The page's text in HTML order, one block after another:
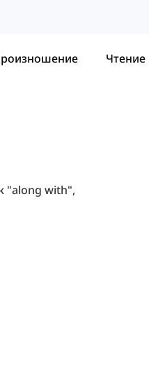
Чтение
"along with",